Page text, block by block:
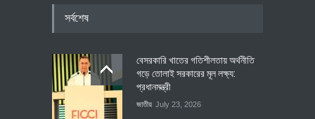
সর্বশেষ
বেসরকারি খাতের গতিশীলতায় অর্থনীতি
গড়ে তোলাই সরকারের মূল লক্ষ্য:
প্রধানমন্ত্রী
জাতীয় July 23, 2026